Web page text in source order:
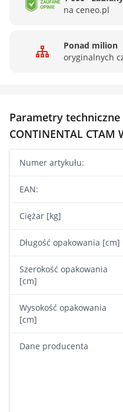
na ceneo.pl
Ponad milion
oryginalnych
Parametry
CONTINENTAL CTAM
Numer artykułu:
EAN:
Ciężar [kg]
Długość opakowania [cm]
Szerokość opakowania
[cm]
Wysokość opakowania
[cm]
Dane producenta